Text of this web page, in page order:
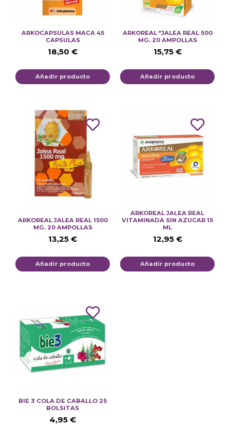
ARKOCAPSULAS MACA 45
CAPSULAS
18,50 €
Añadir producto
ARKOREAL *JALEA REAL 500
MG. 20 AMPOLLAS
15,75 €
Añadir producto
ARKOREAL JALEA REAL 1500
MG. 20 AMPOLLAS
13,25 €
Añadir producto
ARKOREAL JALEA REAL
VITAMINADA SIN AZUCAR 15
ML
12,95 €
Añadir producto
BIE 3 COLA DE CABALLO 25
BOLSITAS
4,95 €